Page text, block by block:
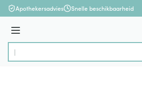
Ga naar de inhoud
Apothekersadvies Snelle beschikbaarheid
Menu
Product, merk, categorie...